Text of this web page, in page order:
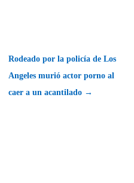
Rodeado por la policía de Los
Angeles murió actor porno al
caer a un acantilado →